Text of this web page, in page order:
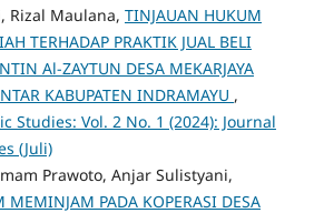
Rizal Maulana, TINJAUAN HUKUM
TERHADAP PRAKTIK JUAL BELI
Al-ZAYTUN DESA MEKARJAYA
KABUPATEN INDRAMAYU ,
Studies: Vol. 2 No. 1 (2024): Journal
(Juli)
Prawoto, Anjar Sulistyani,
MEMINJAM PADA KOPERASI DESA